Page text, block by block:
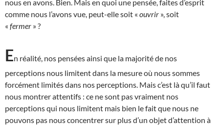
nous en avons. Bien. Mais en quoi une pensée, faites d’esprit
comme nous l’avons vue, peut-elle soit « ouvrir », soit
« fermer » ?
En réalité, nos pensées ainsi que la majorité de nos
perceptions nous limitent dans la mesure où nous sommes
forcément limités dans nos perceptions. Mais c’est là qu’il faut
nous montrer attentifs : ce ne sont pas vraiment nos
perceptions qui nous limitent mais bien le fait que nous ne
pouvons pas nous concentrer sur plus d’un objet d’attention à